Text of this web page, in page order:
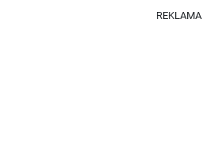
REKLAMA